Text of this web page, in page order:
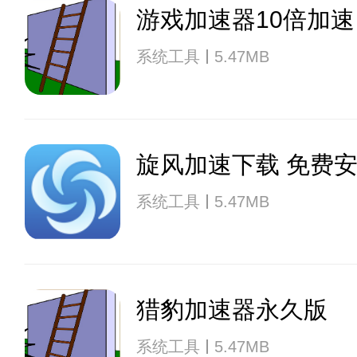
游戏加速器10倍加速
系统工具 5.47MB
旋风加速下载 免费
系统工具 5.47MB
猎豹加速器永久版
系统工具 5.47MB